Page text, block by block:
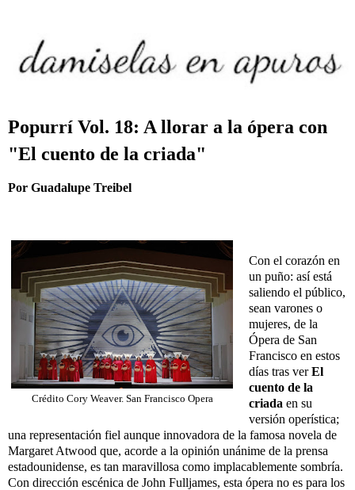
Popurrí Vol. 18: A llorar a la ópera con
"El cuento de la criada"
Por Guadalupe Treibel
Crédito Cory Weaver. San Francisco Opera
Con el corazón en
un puño: así está
saliendo el público,
sean varones o
mujeres, de la
Ópera de San
Francisco en estos
días tras verEl
cuento de la
criada en su
versión operística;
una representación fiel aunque innovadora de la famosa novela de
Margaret Atwood que, acorde a la opinión unánime de la prensa
estadounidense, es tan maravillosa como implacablemente sombría.
Con dirección escénica de John Fulljames, esta ópera no es para los